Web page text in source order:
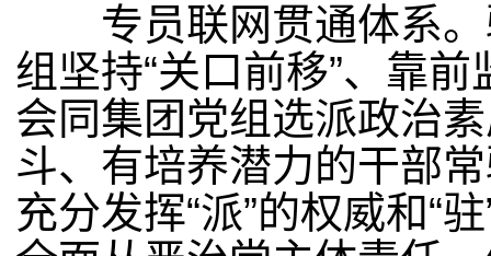
专员联网贯通体系。
组坚持“关口前移”、靠
会同集团党组选派政治
斗、有培养潜力的干部
充分发挥“派”的权威和“